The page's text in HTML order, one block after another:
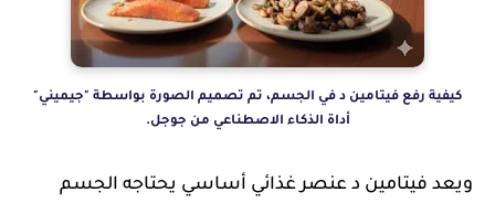
كيفية رفع فيتامين د في الجسم، تم تصميم الصورة بواسطة "جيميني"
أداة الذكاء الاصطناعي من جوجل.
ويعد فيتامين د عنصر غذائي أساسي يحتاجه الجسم